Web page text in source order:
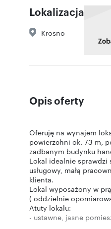
Lokalizacja
Krosno
Opis oferty
Oferuję na wynajem
powierzchni ok. 73 m,
zadbanym budynku
Lokal idealnie sprawdzi
usługowy, małą
klienta.
Lokal wyposażony w
( oddzielnie
Atuty lokalu:
- ustawne, jasne